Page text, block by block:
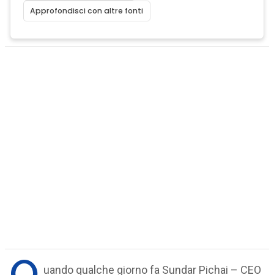
Approfondisci con altre fonti
uando qualche giorno fa Sundar Pichai – CEO